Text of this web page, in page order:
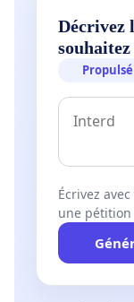
Décrivez
Écrivez
une